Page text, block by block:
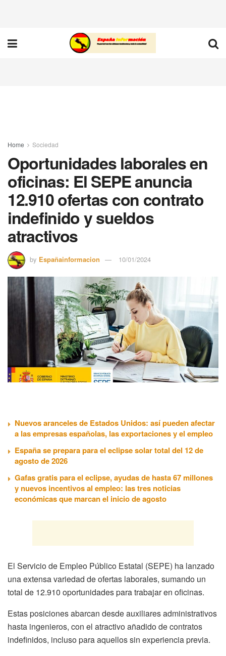
Home Sociedad
Oportunidades laborales en
oficinas: El SEPE anuncia
12.910 ofertas con contrato
indefinido y sueldos
atractivos
by Españainformacion 10/01/2024
Nuevos aranceles de Estados Unidos: así pueden afectar
a las empresas españolas, las exportaciones y el empleo
España se prepara para el eclipse solar total del 12 de
agosto de 2026
Gafas gratis para el eclipse, ayudas de hasta 67 millones
y nuevos incentivos al empleo: las tres noticias
económicas que marcan el inicio de agosto
El Servicio de Empleo Público Estatal (SEPE) ha lanzado
una extensa variedad de ofertas laborales, sumando un
total de 12.910 oportunidades para trabajar en oficinas.
Estas posiciones abarcan desde auxiliares administrativos
hasta ingenieros, con el atractivo añadido de contratos
indefinidos, incluso para aquellos sin experiencia previa.